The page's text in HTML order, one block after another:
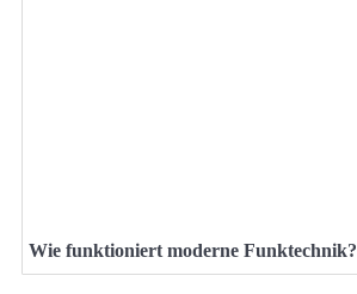
Wie funktioniert moderne Funktechnik?